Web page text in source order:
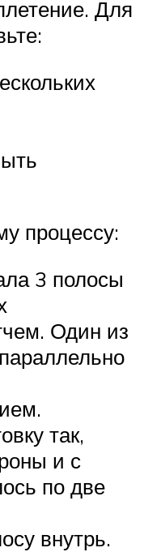
Для
процессу:
3 полосы
Один из
так,
и с
по две
внутрь.